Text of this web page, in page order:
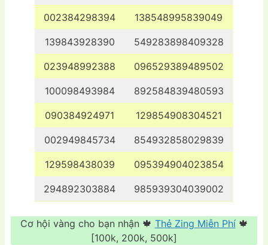
002384298394 138548995839049
139843928390 549283898409328
023948992388 096529389489502
100098493984 892584839480593
090384924971 129854908304521
002949845734 854932858029839
129598438039 095394904023854
294892303884 985939304039002
Cơ hội vàng cho bạn nhận 🍁 Thẻ Zing Miễn Phí🍁
[100k, 200k, 500k]